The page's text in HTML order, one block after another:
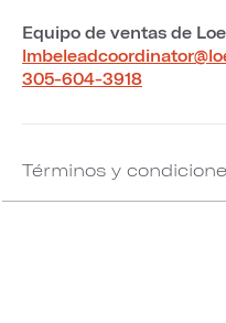
Equipo de ventas de
305-604-3918
Términos y